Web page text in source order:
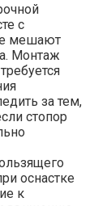
с
мешают
Монтаж
за тем,
стопор
оснастке
к